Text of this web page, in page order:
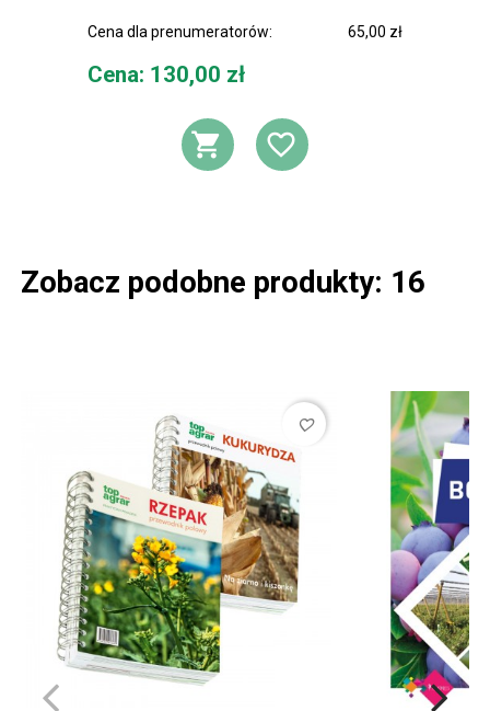
Cena dla prenumeratorów: 65,00 zł
Cena
Cena: 130,00 zł
DODAJ DO
DODAJ DO
Zobacz podobne produkty: 16
favorite_border